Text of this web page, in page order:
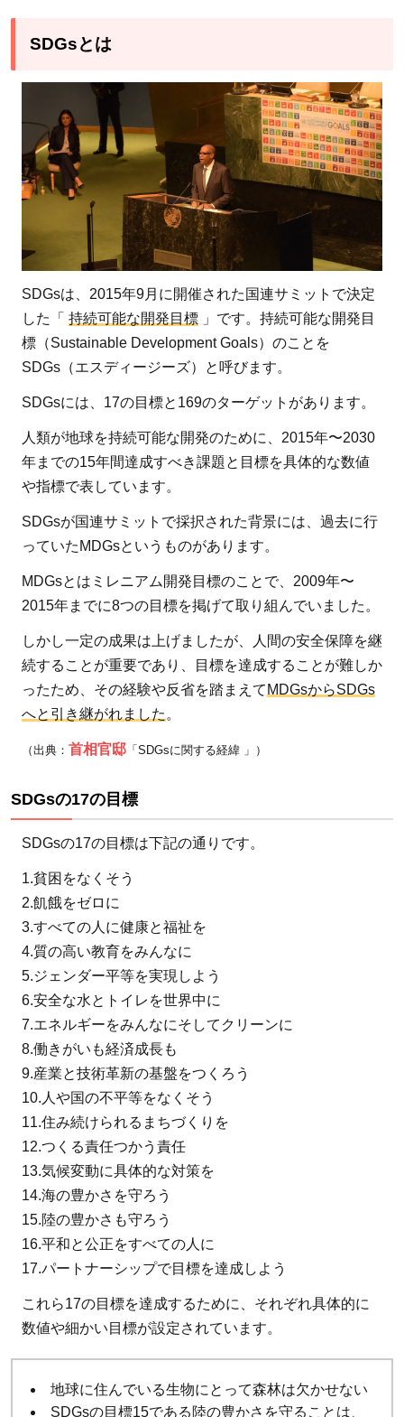
とは
SDGs
の17
の目
標
2
目標
15「陸
の豊か
さも守
ろう」
とは
3
15「陸
の豊か
さも守
ろう」
のため
ている
取り組
3.1
目標
15達
成の
るべ
きこ
は？
3.2
世界
の取
り組
み内
容
3.3
日本
の行
政の
取り
組み
内容
4
SDGs
目標
15「陸
の豊か
の取り
SDGsとは
SDGsは、2015年9月に開催された国連サミットで決定
した「 持続可能な開発目標 」です。持続可能な開発目
標（Sustainable Development Goals）のことを
SDGs（エスディージーズ）と呼びます。
SDGsには、17の目標と169のターゲットがあります。
人類が地球を持続可能な開発のために、2015年〜2030
年までの15年間達成すべき課題と目標を具体的な数値
や指標で表しています。
SDGsが国連サミットで採択された背景には、過去に行
っていたMDGsというものがあります。
MDGsとはミレニアム開発目標のことで、2009年〜
2015年までに8つの目標を掲げて取り組んでいました。
しかし一定の成果は上げましたが、人間の安全保障を継
続することが重要であり、目標を達成することが難しか
ったため、その経験や反省を踏まえて MDGsからSDGs
へと引き継がれました 。
（出典： 首相官邸 「SDGsに関する経緯 」）
SDGsの17の目標
SDGsの17の目標は下記の通りです。
1.貧困をなくそう
2.飢餓をゼロに
3.すべての人に健康と福祉を
4.質の高い教育をみんなに
5.ジェンダー平等を実現しよう
6.安全な水とトイレを世界中に
7.エネルギーをみんなにそしてクリーンに
8.働きがいも経済成長も
9.産業と技術革新の基盤をつくろう
10.人や国の不平等をなくそう
11.住み続けられるまちづくりを
12.つくる責任つかう責任
13.気候変動に具体的な対策を
14.海の豊かさを守ろう
15.陸の豊かさも守ろう
16.平和と公正をすべての人に
17.パートナーシップで目標を達成しよう
これら17の目標を達成するために、それぞれ具体的に
数値や細かい目標が設定されています。
地球に住んでいる生物にとって森林は欠かせない
SDGsの目標15である陸の豊かさを守ることは、